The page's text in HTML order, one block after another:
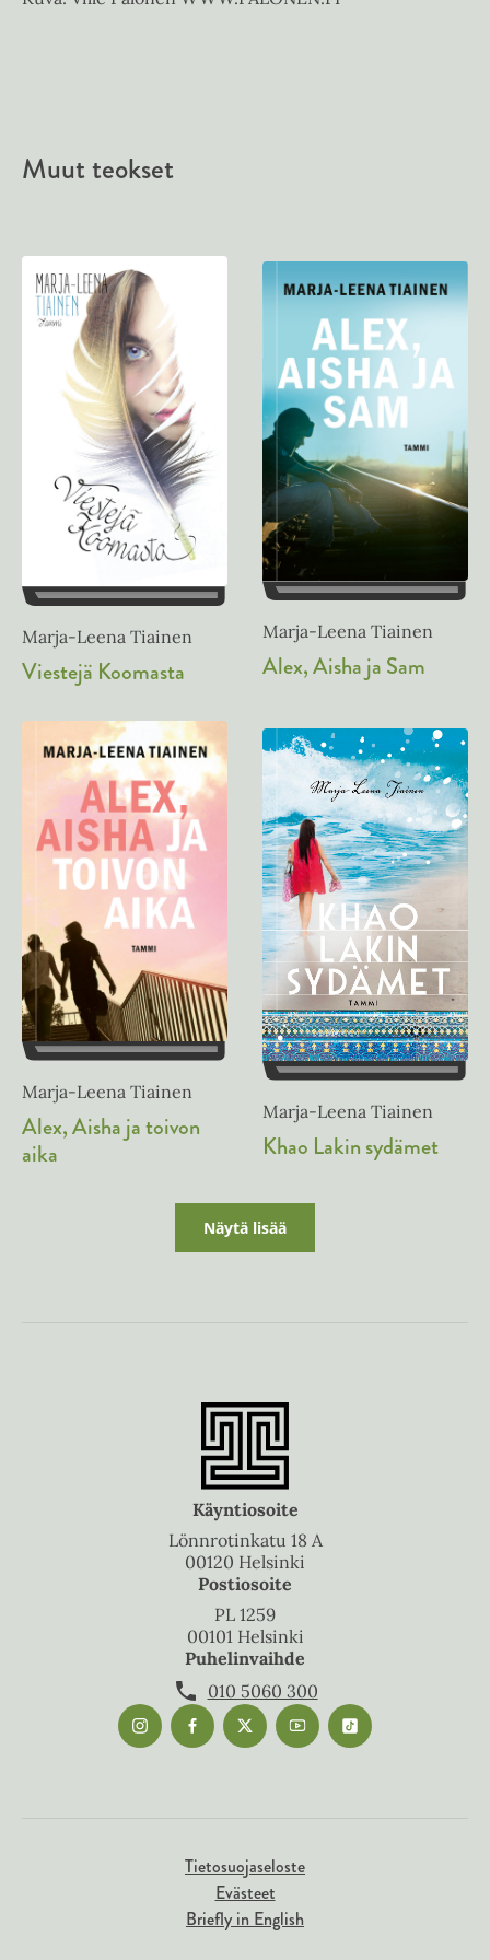
Muut teokset
Marja-Leena Tiainen
Viestejä Koomasta
Marja-Leena Tiainen
Alex, Aisha ja Sam
Marja-Leena Tiainen
Alex, Aisha ja toivon
aika
Marja-Leena Tiainen
Khao Lakin sydämet
Näytä lisää
Käyntiosoite
Lönnrotinkatu 18 A
00120 Helsinki
Postiosoite
PL 1259
00101 Helsinki
Puhelinvaihde
010 5060 300
Tietosuojaseloste
Evästeet
Briefly in English